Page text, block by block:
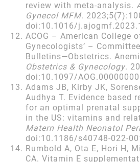
review with meta-analysis.
Gynecol MFM.
doi:10.1016/
ACOG – American College
Gynecologists’ –
Bulletins—Obstetrics.
Obstetrics & Gynecology.
doi:10.1097/
Adams JB, Kirby JK,
Audhya T. Evidence based
for an optimal prenatal
in the US: vitamins and
Matern Health Neonatol
doi:10.1186/s40748-022-
Rumbold A, Ota E, Hori H,
CA. Vitamin E